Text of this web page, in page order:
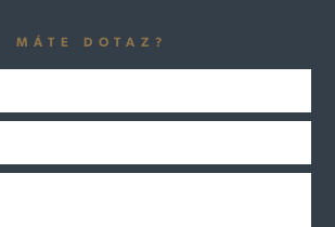
MÁTE DOTAZ?